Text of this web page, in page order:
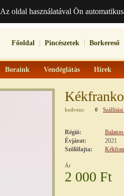
Az oldal használatával Ön
Főoldal Pincészetek Borkereső
Boraink Vendéglátás Hírek
kedvenc 0
Régió:
Évjárat:
2021
Szőlőfajta:
Ár
2 000 Ft